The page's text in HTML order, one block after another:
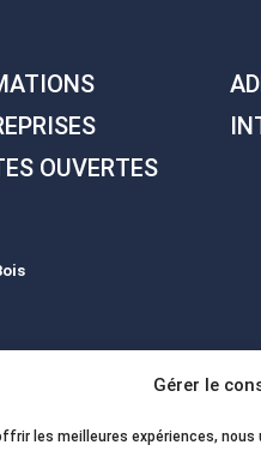
Gérer le
les meilleures expériences,
OUVERTES